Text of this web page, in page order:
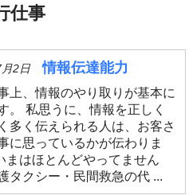
仕事
2日 情報伝達能力
上、情報のやり取りが基本に
。 私思うに、情報を正しく
多く伝えられる人は、お客さ
に思っているかが伝わりま
はほとんどやってません
タクシー・民間救急の代 ...